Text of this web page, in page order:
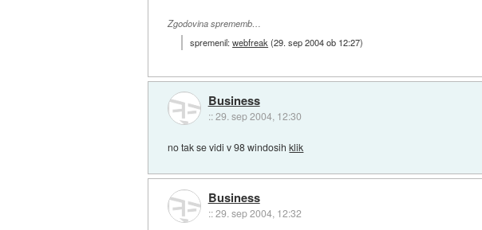
Zgodovina sprememb…
spremenil:webfreak (29. sep 2004 ob 12:27)
Business
::29. sep 2004, 12:30
no tak se vidi v 98 windosihklik
Business
::29. sep 2004, 12:32